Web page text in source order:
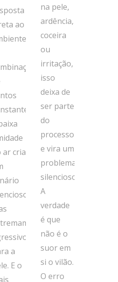
ao
ar cria
a
E o
na pele,
ardência,
coceira
ou
irritação,
isso
deixa de
ser parte
do
processo
e vira um
problema
silencioso…
A
verdade
é que
não é o
suor em
si o vilão.
O erro